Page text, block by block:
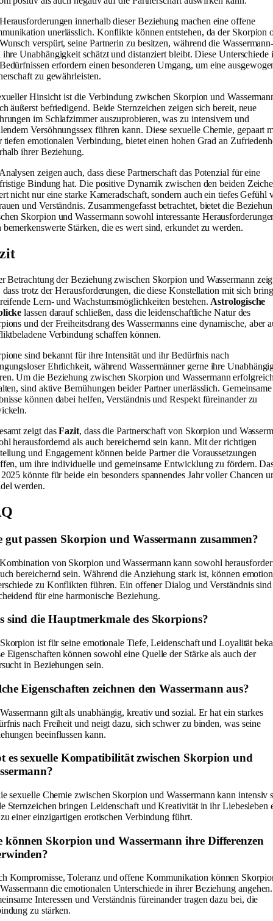
innerhalb dieser Beziehung machen eine offene
unerlässlich. Konflikte können entstehen, da der Skorpion
verspürt, seine Partnerin zu besitzen, während die
ihre Unabhängigkeit schätzt und distanziert bleibt. Diese Unterschiede
erfordern einen besonderen Umgang, um eine
zu gewährleisten.
Hinsicht ist die Verbindung zwischen Skorpion und
äußerst befriedigend. Beide Sternzeichen zeigen sich bereit, neue
im Schlafzimmer auszuprobieren, was zu intensivem und
Versöhnungssex führen kann. Diese sexuelle Chemie, gepaart
tiefen emotionalen Verbindung, bietet einen hohen Grad an
ihrer Beziehung.
zeigen auch, dass diese Partnerschaft das Potenzial für eine
Bindung hat. Die positive Dynamik zwischen den beiden
nicht nur eine starke Kameradschaft, sondern auch ein tiefes Gefühl
und Verständnis. Zusammengefasst betrachtet, bietet die
Skorpion und Wassermann sowohl interessante
bemerkenswerte Stärken, die es wert sind, erkundet zu werden.
Betrachtung der Beziehung zwischen Skorpion und Wassermann
dass trotz der Herausforderungen, die diese Konstellation mit sich
Lern- und Wachstumsmöglichkeiten bestehen. Astrologische
lassen darauf schließen, dass die leidenschaftliche Natur des
und der Freiheitsdrang des Wassermanns eine dynamische, aber
Verbindung schaffen können.
sind bekannt für ihre Intensität und ihr Bedürfnis nach
Ehrlichkeit, während Wassermänner gerne ihre
Um die Beziehung zwischen Skorpion und Wassermann
sind aktive Bemühungen beider Partner unerlässlich. Gemeinsame
können dabei helfen, Verständnis und Respekt füreinander zu
zeigt dasFazit, dass die Partnerschaft von Skorpion und
herausfordernd als auch bereichernd sein kann. Mit der richtigen
und Engagement können beide Partner die Voraussetzungen
um ihre individuelle und gemeinsame Entwicklung zu fördern.
könnte für beide ein besonders spannendes Jahr voller Chancen
werden.
gut passen Skorpion und Wassermann zusammen?
von Skorpion und Wassermann kann sowohl
bereichernd sein. Während die Anziehung stark ist, können
zu Konflikten führen. Ein offener Dialog und Verständnis sind
für eine harmonische Beziehung.
sind die Hauptmerkmale des Skorpions?
ist für seine emotionale Tiefe, Leidenschaft und Loyalität
Eigenschaften können sowohl eine Quelle der Stärke als auch der
in Beziehungen sein.
Eigenschaften zeichnen den Wassermann aus?
gilt als unabhängig, kreativ und sozial. Er hat ein starkes
nach Freiheit und neigt dazu, sich schwer zu binden, was seine
beeinflussen kann.
es sexuelle Kompatibilität zwischen Skorpion und
sexuelle Chemie zwischen Skorpion und Wassermann kann intensiv
Sternzeichen bringen Leidenschaft und Kreativität in ihr Liebesleben
einer einzigartigen erotischen Verbindung führt.
können Skorpion und Wassermann ihre Differenzen
Kompromisse, Toleranz und offene Kommunikation können
die emotionalen Unterschiede in ihrer Beziehung angehen.
Interessen und Verständnis füreinander tragen dazu bei, die
zu stärken.